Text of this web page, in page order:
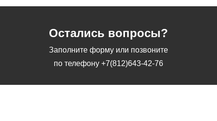
Остались вопросы?
Заполните форму или позвоните
по телефону +7(812)643-42-76